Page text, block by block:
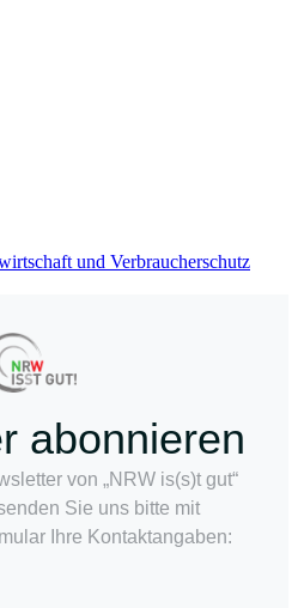
abonnieren
von „NRW is(s)t gut“
Sie uns bitte mit
Ihre Kontaktangaben: